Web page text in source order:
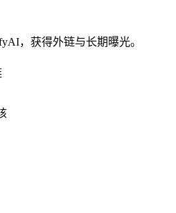
，获得外链与长期曝光。